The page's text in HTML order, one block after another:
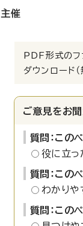
主催
PDF形式のフ
ダウンロード（
ご意見をお
質問：この
役に立
質問：この
わかり
質問：この